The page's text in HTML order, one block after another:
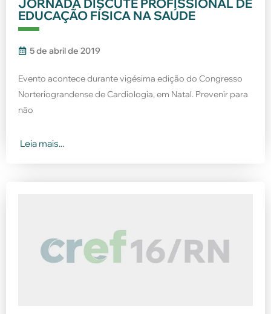
JORNADA DISCUTE PROFISSIONAL DE
EDUCAÇÃO FÍSICA NA SAÚDE
5 de abril de 2019
Evento acontece durante vigésima edição do Congresso
Norteriograndense de Cardiologia, em Natal. Prevenir para
não
Leia mais...